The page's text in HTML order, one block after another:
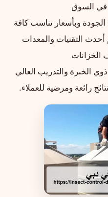
في السوق
وبأسعار تناسب كافة
التقنيات والمعدات
الخزانات
الخبرة والتدريب العالي
رائعة ومرضية للعملاء.